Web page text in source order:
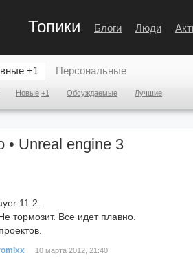
Топики Блоги Люди
+1
Новые +1 Обсуждаемые Лучшие
Персональные
• Unreal engine 3
11.2.
тормозит. Все идет плавно.
10 марта 2012, 21:40